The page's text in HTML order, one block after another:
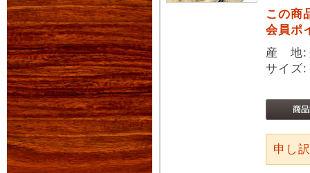
この商
会員ポ
産 地:
サイズ
申し